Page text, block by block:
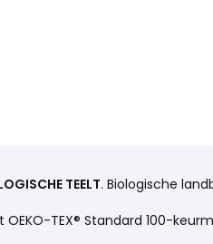
TEELT. Biologische
OEKO-TEX® Standard 100-